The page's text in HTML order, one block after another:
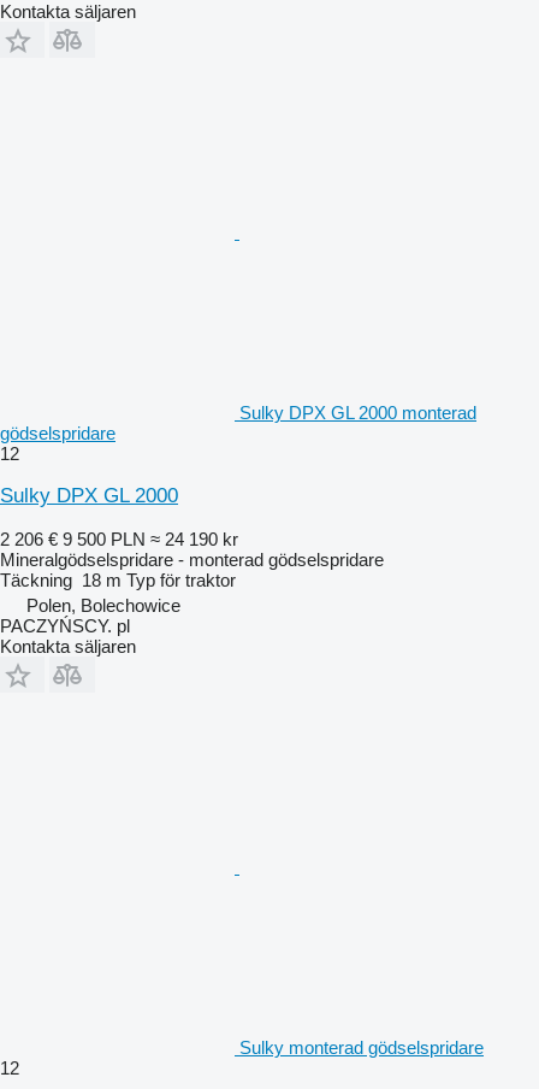
Kontakta säljaren
Sulky DPX GL 2000 monterad
gödselspridare
12
Sulky DPX GL 2000
2 206 € 9 500 PLN ≈ 24 190 kr
Mineralgödselspridare - monterad gödselspridare
Täckning 18 m Typ för traktor
Polen, Bolechowice
PACZYŃSCY. pl
Kontakta säljaren
Sulky monterad gödselspridare
12